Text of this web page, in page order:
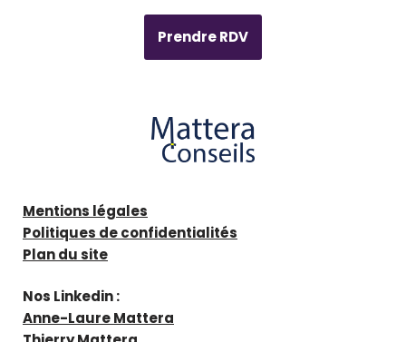
Prendre RDV
Mentions légales
Politiques de confidentialités
Plan du site
Nos Linkedin :
Anne-Laure Mattera